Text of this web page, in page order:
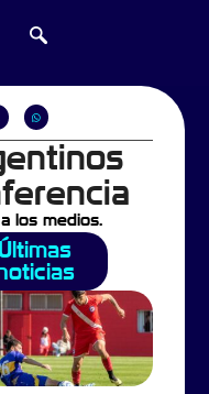
los medios.